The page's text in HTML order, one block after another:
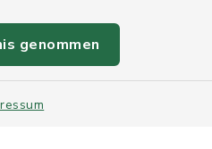
genommen